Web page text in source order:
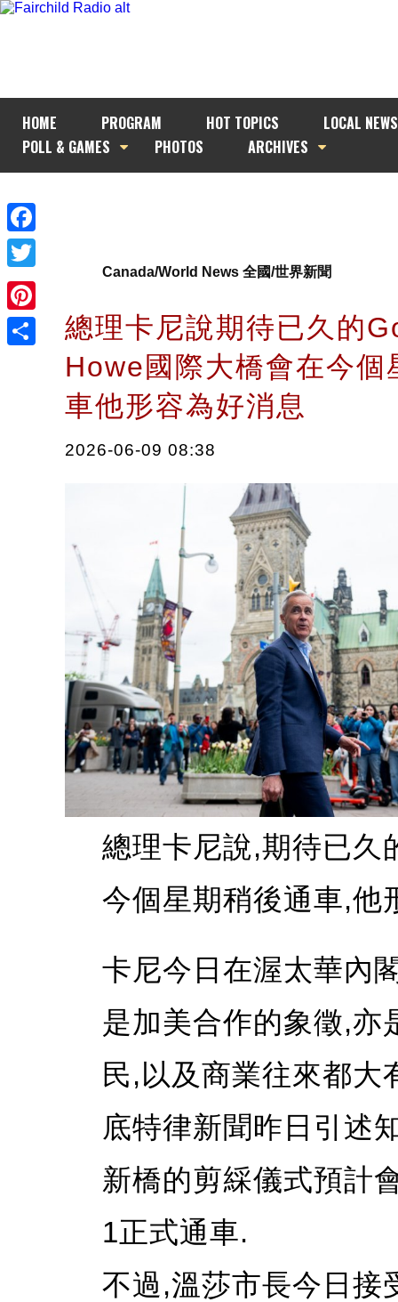
HOME PROGRAM HOT TOPICS
LOCAL NEWS
POLL & GAMES
PHOTOS ARCHIVES
Facebook
Twitter
Pinterest
Canada/World News 全國/世界新聞
總理卡尼說期待已久的
Howe國際大橋會在今個
車他形容為好消息
2026-06-09 08:38
總理卡尼說,期待已久
今個星期稍後通車,他
卡尼今日在渥太華內
是加美合作的象徵,亦
民,以及商業往來都大
底特律新聞昨日引述
新橋的剪綵儀式預計
1正式通車.
不過,溫莎市長今日接